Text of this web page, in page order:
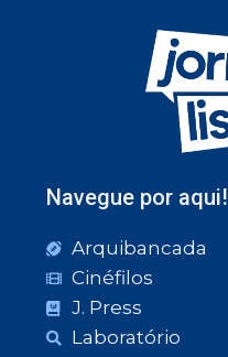
Navegue por aqui!
Arquibancada
Cinéfilos
J. Press
Laboratório